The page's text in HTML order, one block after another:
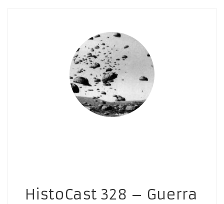
HistoCast 328 – Guerra